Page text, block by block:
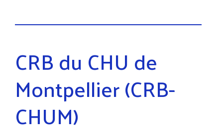
CRB du CHU de
Montpellier (CRB-
CHUM)